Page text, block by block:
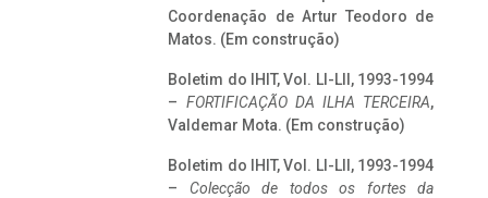
Coordenação de Artur Teodoro de
Matos. (Em construção)
Boletim do IHIT, Vol. LI-LII, 1993-1994
– FORTIFICAÇÃO DA ILHA TERCEIRA,
Valdemar Mota. (Em construção)
Boletim do IHIT, Vol. LI-LII, 1993-1994
– Colecção de todos os fortes da